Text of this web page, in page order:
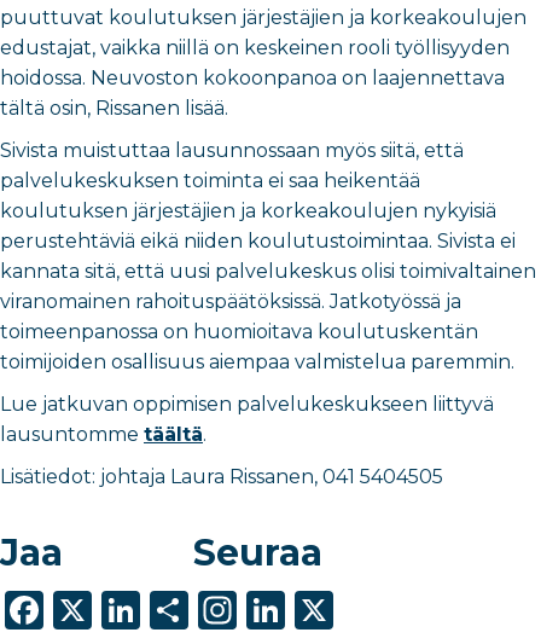
puuttuvat koulutuksen järjestäjien ja korkeakoulujen
edustajat, vaikka niillä on keskeinen rooli työllisyyden
hoidossa. Neuvoston kokoonpanoa on laajennettava
tältä osin, Rissanen lisää.
Sivista muistuttaa lausunnossaan myös siitä, että
palvelukeskuksen toiminta ei saa heikentää
koulutuksen järjestäjien ja korkeakoulujen nykyisiä
perustehtäviä eikä niiden koulutustoimintaa. Sivista ei
kannata sitä, että uusi palvelukeskus olisi toimivaltainen
viranomainen rahoituspäätöksissä. Jatkotyössä ja
toimeenpanossa on huomioitava koulutuskentän
toimijoiden osallisuus aiempaa valmistelua paremmin.
Lue jatkuvan oppimisen palvelukeskukseen liittyvä
lausuntomme täältä.
Lisätiedot: johtaja Laura Rissanen, 041 5404505
Jaa
F
X
Li S
Seuraa
In Li